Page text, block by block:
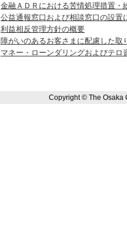
金融ＡＤＲにおける苦情処理措置・
公益通報窓口および相談窓口の設置
利益相反管理方針の概要
障がいのあるお客さまに配慮した取
マネー・ローンダリングおよびテロ
Copyright © The